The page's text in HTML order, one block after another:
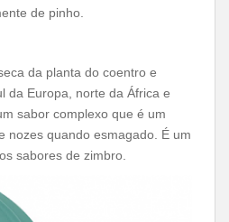
de pinho.
da planta do coentro e
da Europa, norte da África e
sabor complexo que é um
nozes quando esmagado. É um
sabores de zimbro.